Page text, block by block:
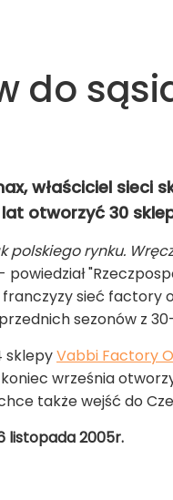
do
właściciel
otworzyć 30
polskiego rynku.
powiedział
sieć factory
sezonów z
sklepyVabbi Factory
września
także wejść do
listopada 2005r.